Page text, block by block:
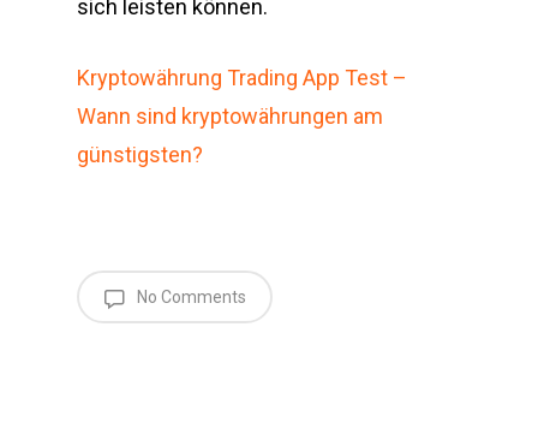
sich leisten können.
Kryptowährung Trading App Test –
Wann sind kryptowährungen am
günstigsten?
No Comments